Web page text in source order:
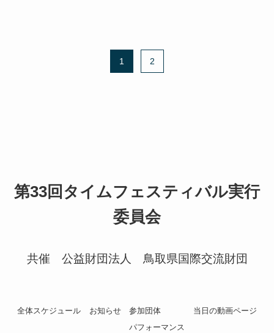
1 2
第33回タイムフェスティバル実行
委員会
共催 公益財団法人 鳥取県国際交流財団
全体スケジュール お知らせ
参加団体
パフォーマンス
当日の動画ページ